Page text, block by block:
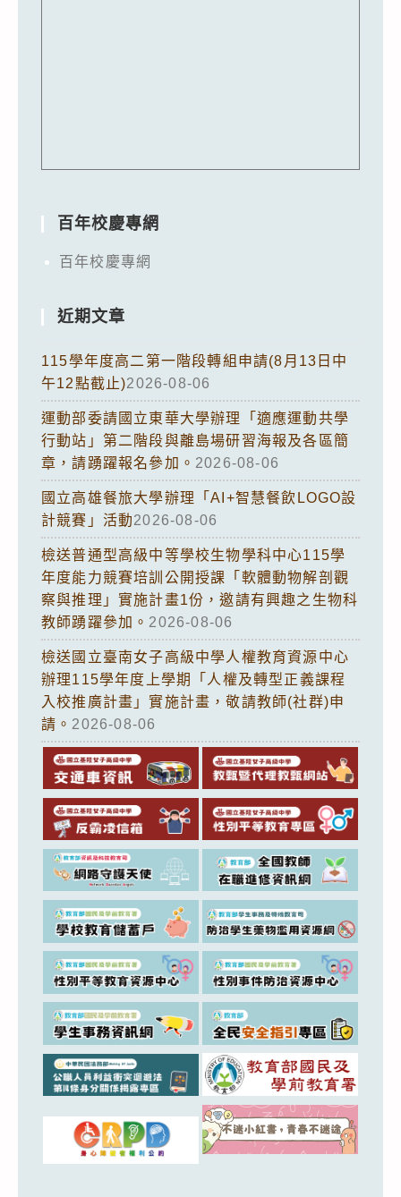
百年校慶專網
百年校慶專網
近期文章
115學年度高二第一階段轉組申請(8月13日中
午12點截止)2026-08-06
運動部委請國立東華大學辦理「適應運動共學
行動站」第二階段與離島場研習海報及各區簡
章，請踴躍報名參加。 2026-08-06
國立高雄餐旅大學辦理「AI+智慧餐飲LOGO設
計競賽」活動2026-08-06
檢送普通型高級中等學校生物學科中心115學
年度能力競賽培訓公開授課「軟體動物解剖觀
察與推理」實施計畫1份，邀請有興趣之生物科
教師踴躍參加。 2026-08-06
檢送國立臺南女子高級中學人權教育資源中心
辦理115學年度上學期「人權及轉型正義課程
入校推廣計畫」實施計畫，敬請教師(社群)申
請。 2026-08-06